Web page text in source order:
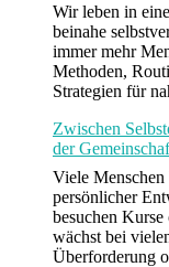
Wir leben in
beinahe
immer mehr
Methoden,
Strategien für
Zwischen
der
Viele Menschen
persönlicher
besuchen
wächst bei
Überforderung